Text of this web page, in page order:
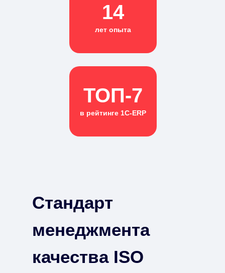
ТОП-7
в рейтинге 1С-ERP
лет опыта
14
Стандарт
менеджмента
качества ISO